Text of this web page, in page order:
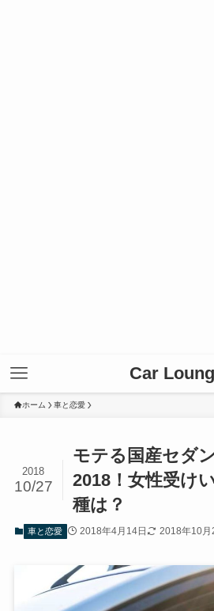
Car
ホーム 車と恋愛
モテる国産セダ
2018！女性受け
種は？
2018
10/27
車と恋愛 2018年4月14日 2018年10月